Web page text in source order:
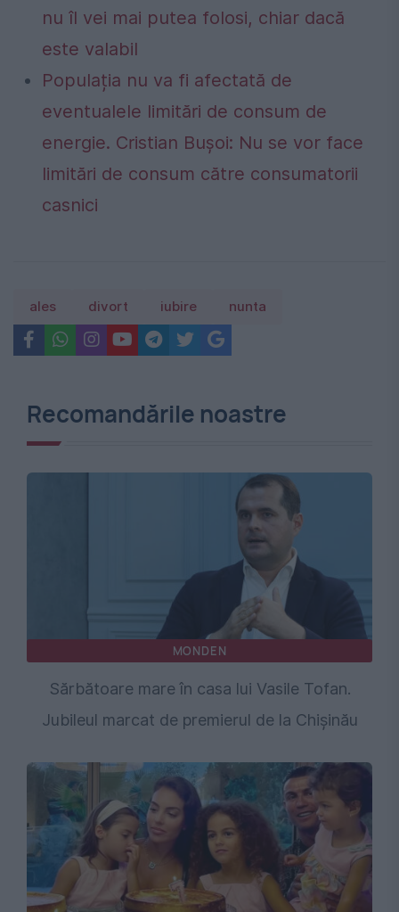
nu îl vei mai putea folosi, chiar dacă
este valabil
Populația nu va fi afectată de
eventualele limitări de consum de
energie. Cristian Bușoi: Nu se vor face
limitări de consum către consumatorii
casnici
ales divort iubire nunta
Recomandările noastre
MONDEN
Sărbătoare mare în casa lui Vasile Tofan.
Jubileul marcat de premierul de la Chişinău